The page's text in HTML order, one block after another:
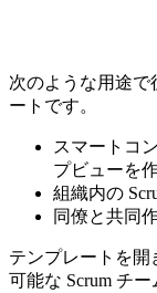
次のような用途で
ートです。
スマートコ
プビューを
組織内の
同僚と共同
テンプレートを
可能な Scrum チ